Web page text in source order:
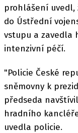
prohlášení uvedl,
do Ústřední
vstupu a zavedla
intenzivní péčí.
"Policie České
sněmovny k
předseda
hradního
uvedla policie.